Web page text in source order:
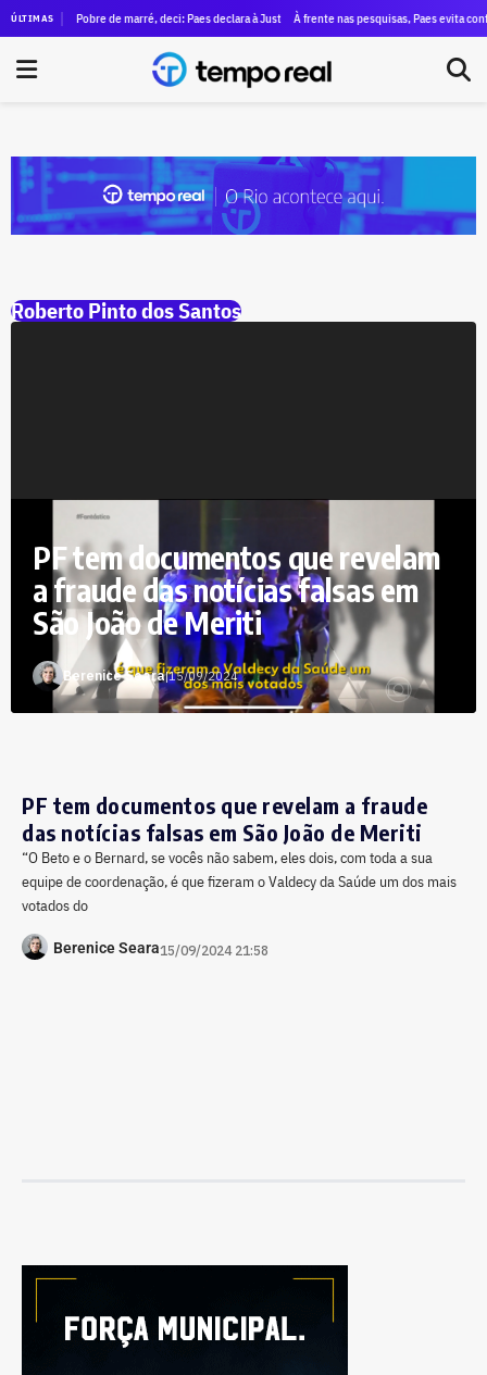
ÚLTIMAS
estado, Douglas Ruas declara patrimônio de R$ 1,4 milhão à Justiça Eleitoral
Pobre de marré, deci: Paes declara à Justiça Eleitoral um patrimônio de apenas R$
À frente nas pesquisas, Paes evita
Roberto Pinto dos Santos
PF tem documentos que revelam
a fraude das notícias falsas em
São João de Meriti
Berenice Seara|15/09/2024
PF tem documentos que revelam a fraude
das notícias falsas em São João de Meriti
“O Beto e o Bernard, se vocês não sabem, eles dois, com toda a sua
equipe de coordenação, é que fizeram o Valdecy da Saúde um dos mais
votados do
Berenice Seara15/09/2024 21:58